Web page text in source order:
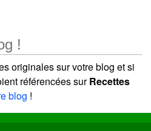
!
originales sur votre blog et si
référencées surRecettes
blog !